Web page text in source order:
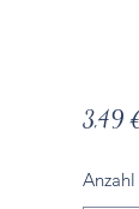
3,49
Anzahl